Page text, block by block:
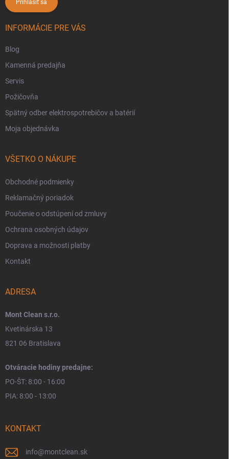
Prihlásiť sa
INFORMÁCIE PRE VÁS
Blog
Kamenná predajňa
Servis
Požičovňa
Spätný odber elektrospotrebičov a batérií
Moja objednávka
VŠETKO O NÁKUPE
Obchodné podmienky
Reklamačný poriadok
Poučenie o odstúpení od zmluvy
Ochrana osobných údajov
Doprava a možnosti platby
Kontakt
ADRESA
Mont Clean s.r.o.
Kvetinárska 13
821 06 Bratislava
Otváracie hodiny predajne:
PO-ŠT: 8:00 - 16:00
PIA: 8:00 - 13:00
KONTAKT
info@montclean.sk